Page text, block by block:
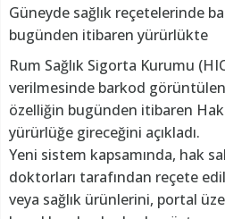
Güneyde sağlık reçetelerinde
bugünden itibaren yürürlükte
Rum Sağlık Sigorta Kurumu
verilmesinde barkod
özelliğin bugünden itibaren
yürürlüğe gireceğini açıkladı.
Yeni sistem kapsamında, hak
doktorları tarafından reçete
veya sağlık ürünlerini, portal